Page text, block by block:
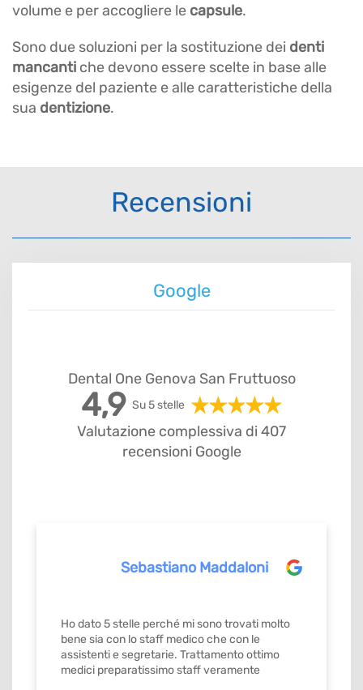
volume e per accogliere le capsule.
Sono due soluzioni per la sostituzione dei denti
mancanti che devono essere scelte in base alle
esigenze del paziente e alle caratteristiche della
sua dentizione.
Recensioni
Google
Dental One Genova San Fruttuoso
4,9 Su 5 stelle
Valutazione complessiva di 407
recensioni Google
Sebastiano Maddaloni
Ho dato 5 stelle perché mi sono trovati molto
bene sia con lo staff medico che con le
assistenti e segretarie. Trattamento ottimo
medici preparatissimo staff veramente